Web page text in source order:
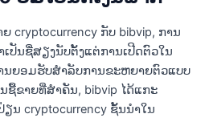
cryptocurrency ກັບ bibvip, ການ
ປັນຊື່ສຽງນັບຕັ້ງແຕ່ການເປີດຕົວໃນ
ນຍອມຮັບສໍາລັບການຂະຫຍາຍຕົວແບບ
ຊື້ຂາຍທີ່ສໍາຄັນ, bibvip ໄດ້ແກະ
ນ cryptocurrency ຊັ້ນນໍາໃນ